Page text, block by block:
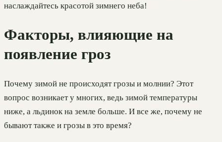
наслаждайтесь красотой зимнего неба!
Факторы, влияющие на
появление гроз
Почему зимой не происходят грозы и молнии? Этот
вопрос возникает у многих, ведь зимой температуры
ниже, а льдинок на земле больше. И все же, почему не
бывают также и грозы в это время?